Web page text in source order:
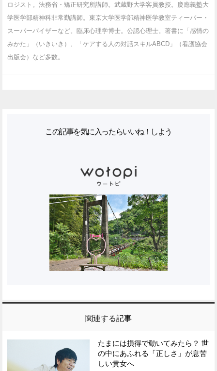
ロジスト。法務省・矯正研究所講師。武蔵野大学客員教授。慶應義塾大
学医学部精神科非常勤講師。東京大学医学部精神医学教室ティーパー・
スーパーバイザーなど。臨床心理学博士。公認心理士。著書に「感情の
みかた」（いきいき）、「ケアする人の対話スキルABCD」（看護協会
出版会）など多数。
この記事を気に入ったらいいね！しよう
関連する記事
たまには損得で動いてみたら？ 世
の中にあふれる「正しさ」が息苦
しい貴女へ